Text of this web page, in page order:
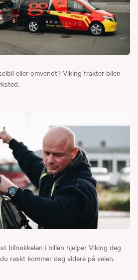
eller omvendt? Viking frakter bilen
bilnøkkelen i billen hjelper Viking deg
raskt kommer deg videre på veien.